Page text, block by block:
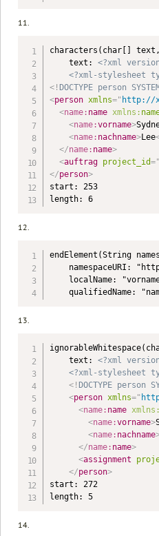
11.
characters(char[]
    text:
<?xml
<?xml-stylesheet
<! DOCTYPE person
<person xmlns=" http://
<name: name xmlns:
<name:vorname>
<name: nachname>Lee
</name: name>
<auftrag project_id=
</person>
start: 253
length: 6
12.
endElement(String
namespaceURI:
localName:
qualifiedName:
13.
    text:
<?xml
<?xml-stylesheet
<! DOCTYPE person
<person xmlns="
<name: name
<name:vorname>
<name: nachname
</name: name>
<assignment
</person>
start: 272
length: 5
14.